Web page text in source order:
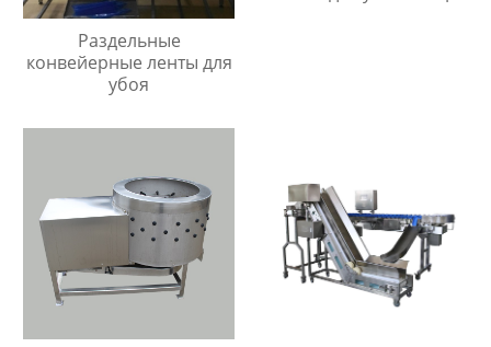
Раздельные
конвейерные ленты для
убоя